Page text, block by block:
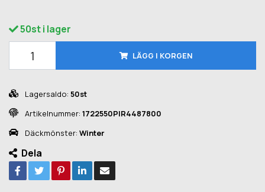
50st i lager
LÄGG I KORGEN
Lagersaldo: 50st
Artikelnummer: 1722550PIR4487800
Däckmönster: Winter
Dela